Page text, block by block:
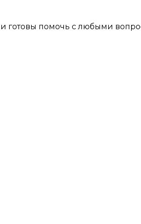
готовы помочь с любыми